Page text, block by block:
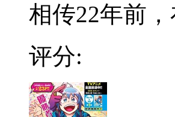
相传22年前
评分: